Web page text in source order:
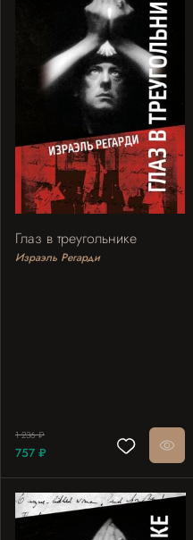
Глаз в треугольнике
Израэль Регарди
1 236 ₽
757 ₽